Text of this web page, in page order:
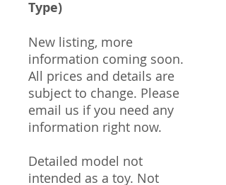
Type)
New listing, more
information coming soon.
All prices and details are
subject to change. Please
email us if you need any
information right now.
Detailed model not
intended as a toy. Not